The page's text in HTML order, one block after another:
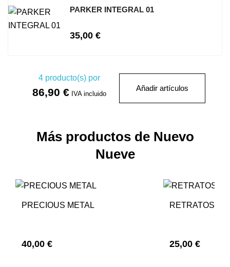
PARKER INTEGRAL 01
35,00 €
4 producto(s) por
86,90 € IVA incluido
Añadir artículos
Más productos de Nuevo
Nueve
PRECIOUS METAL
40,00 €
RETRATOS
25,00 €